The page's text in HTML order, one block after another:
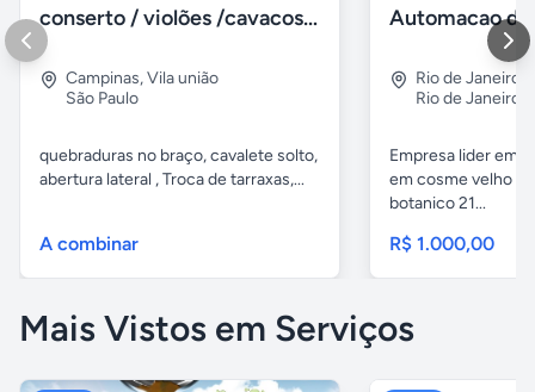
conserto / violões /cavacos e outros de cordas
Campinas,Vila união
São Paulo
quebraduras no braço, cavalete solto,
abertura lateral , Troca de tarraxas,...
A combinar
Rio de Janeiro
Rio de Janeiro
Empresa lider em
em cosme velho e
botanico 21...
R$ 1.000,00
Mais Vistos em Serviços